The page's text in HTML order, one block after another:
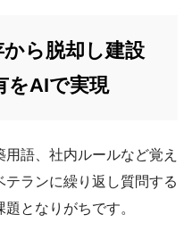
から脱却し建設
をAIで実現
語、社内ルールなど覚え
ランに繰り返し質問する
となりがちです。